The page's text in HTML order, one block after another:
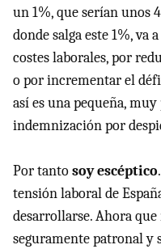
un 1%, que serían unos
donde salga este 1%, va
costes laborales, por
o por incrementar el
así es una pequeña,
indemnización por
Por tantosoy escéptico
tensión laboral de
desarrollarse. Ahora
seguramente patronal y